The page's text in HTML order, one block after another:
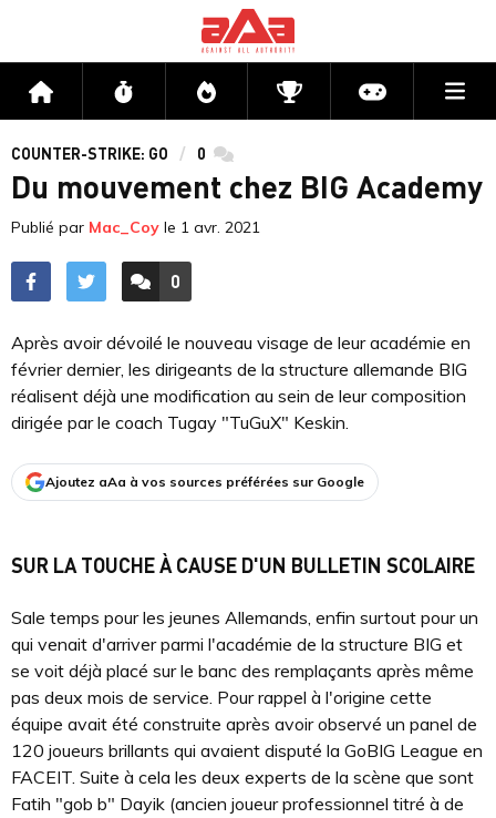
Accueil Flux Directs CompétitionsActu jeux
COUNTER-STRIKE: GO 0 commentaires
Du mouvement chez BIG Academy
Publié par Mac_Coy le 1 avr. 2021
ACCÉDER AUX
0
COMMENTAIRES
Après avoir dévoilé le nouveau visage de leur académie en
février dernier, les dirigeants de la structure allemande BIG
réalisent déjà une modification au sein de leur composition
dirigée par le coach Tugay "TuGuX" Keskin.
Ajoutez aAa à vos sources préférées sur Google
SUR LA TOUCHE À CAUSE D'UN BULLETIN SCOLAIRE
Sale temps pour les jeunes Allemands, enfin surtout pour un
qui venait d'arriver parmi l'académie de la structure BIG et
se voit déjà placé sur le banc des remplaçants après même
pas deux mois de service. Pour rappel à l'origine cette
équipe avait été construite après avoir observé un panel de
120 joueurs brillants qui avaient disputé la GoBIG League en
FACEIT. Suite à cela les deux experts de la scène que sont
Fatih "⁠gob b⁠" Dayik (ancien joueur professionnel titré à de